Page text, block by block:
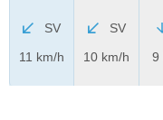
SV
11 km/h
SV
10 km/h
9